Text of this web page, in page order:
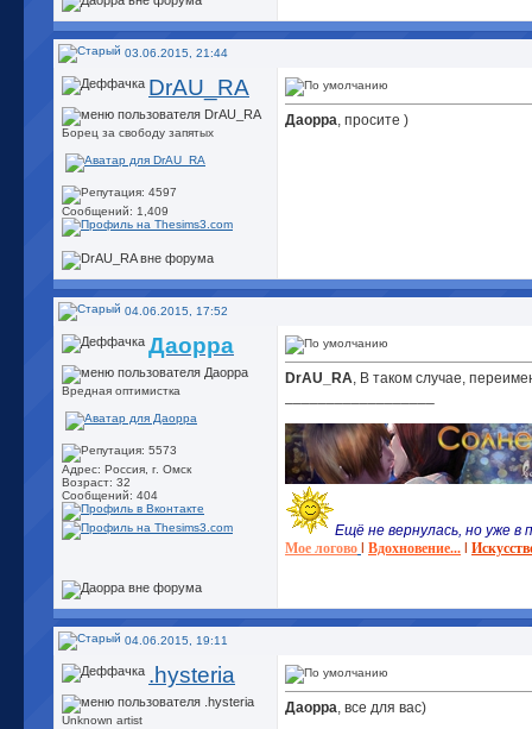
03.06.2015, 21:44
DrAU_RA
Борец за свободу запятых
Сообщений: 1,409
Даорра, просите )
04.06.2015, 17:52
Даорра
Вредная оптимистка
Адрес: Россия, г. Омск
Возраст: 32
Сообщений: 404
DrAU_RA, В таком случае,
Ещё не вернулась, но уже в
Мое логово
Вдохновение...
04.06.2015, 19:11
.hysteria
Unknown artist
Даорра, все для вас)